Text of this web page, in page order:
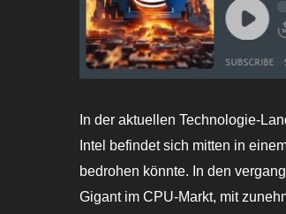
In der aktuellen Technologie-
Intel befindet sich mitten in
bedrohen könnte. In den
Gigant im CPU-Markt, mit